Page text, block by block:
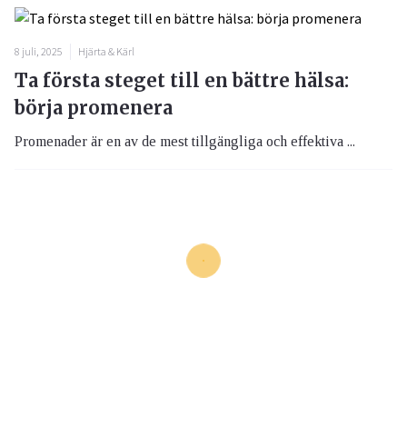
8 juli, 2025 Hjärta & Kärl
Ta första steget till en bättre hälsa:
börja promenera
Promenader är en av de mest tillgängliga och effektiva ...